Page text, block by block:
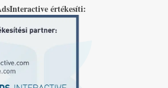
értékesíti: